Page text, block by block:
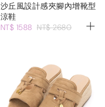
沙丘風設計感夾腳內增靴型
涼鞋
NT$ 1588 NT$ 2680